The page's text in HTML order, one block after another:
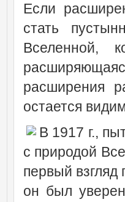
Если
стать
Вселенной,
расширения
остается
В 1917 г.,
с природой
первый
он был